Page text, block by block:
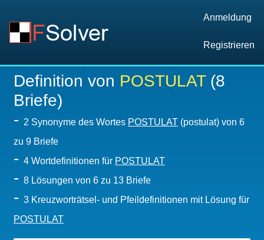
Anmeldung
Registrieren
Definition von POSTULAT(8
Briefe)
- 2 Synonyme des Wortes POSTULAT (postulat) von 6
zu 9 Briefe
- 4 Wortdefinitionen für POSTULAT
- 8 Lösungen von 6 zu 13 Briefe
- 3 Kreuzworträtsel- und Pfeildefinitionen mit Lösung für
POSTULAT